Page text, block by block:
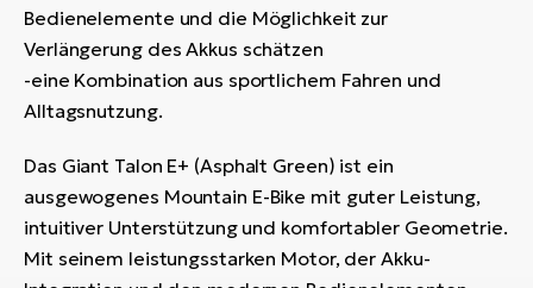
Bedienelemente und die Möglichkeit zur
Verlängerung des Akkus schätzen
-eine Kombination aus sportlichem Fahren und
Alltagsnutzung.
Das Giant Talon E+ (Asphalt Green) ist ein
ausgewogenes Mountain E-Bike mit guter Leistung,
intuitiver Unterstützung und komfortabler Geometrie.
Mit seinem leistungsstarken Motor, der Akku-